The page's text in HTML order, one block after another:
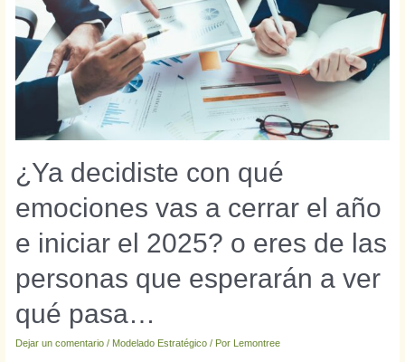
¿Ya decidiste con qué
emociones vas a cerrar el año
e iniciar el 2025? o eres de las
personas que esperarán a ver
qué pasa…
Dejar un comentario / Modelado Estratégico/ Por Lemontree